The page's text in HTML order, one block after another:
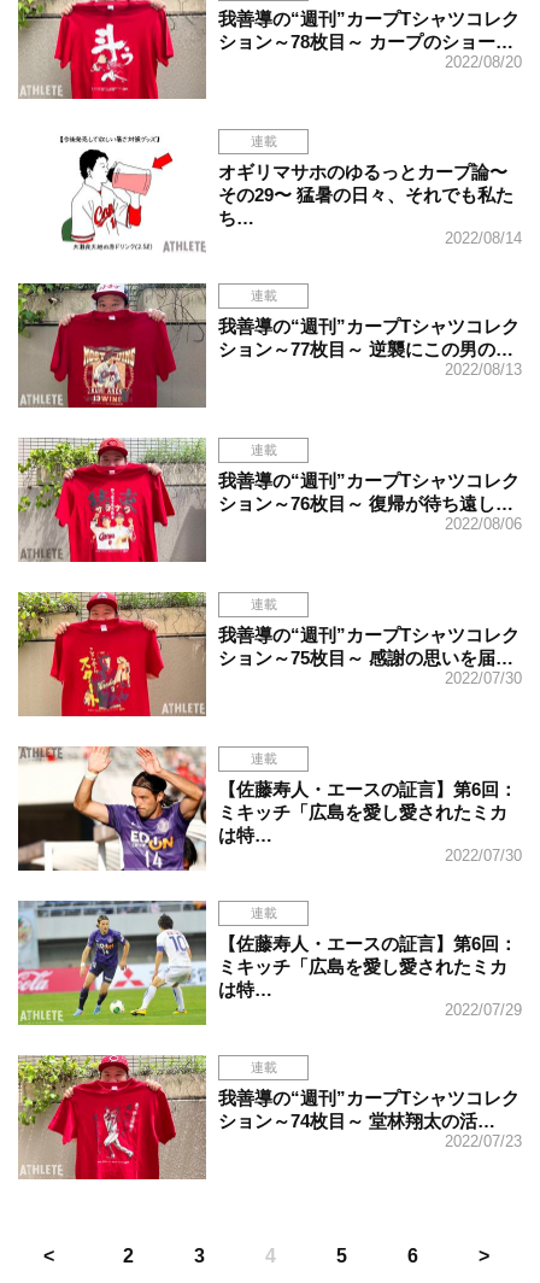
我善導の“週刊”カープTシャツコレク
ション～78枚目～ カープのショー…
2022/08/20
連載
オギリマサホのゆるっとカープ論〜
その29〜 猛暑の日々、それでも私た
ち…
2022/08/14
連載
我善導の“週刊”カープTシャツコレク
ション～77枚目～ 逆襲にこの男の…
2022/08/13
連載
我善導の“週刊”カープTシャツコレク
ション～76枚目～ 復帰が待ち遠し…
2022/08/06
連載
我善導の“週刊”カープTシャツコレク
ション～75枚目～ 感謝の思いを届…
2022/07/30
連載
【佐藤寿人・エースの証言】第6回：
ミキッチ「広島を愛し愛されたミカ
は特…
2022/07/30
連載
【佐藤寿人・エースの証言】第6回：
ミキッチ「広島を愛し愛されたミカ
は特…
2022/07/29
連載
我善導の“週刊”カープTシャツコレク
ション～74枚目～ 堂林翔太の活…
2022/07/23
2 3 4 5 6